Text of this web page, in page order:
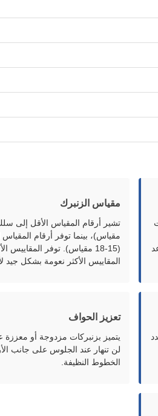
مقياس الزنبرك
مقياس)، بينما توفر أرقام
(15-18 مقياس). توفر
المقاييس الأكثر نعومة بشكل جيد
تعزيز الحواف
يتميز بزنبركات مزدوجة أو
لن تنهار عند الجلوس على جانب
الخطوط النظيفة.